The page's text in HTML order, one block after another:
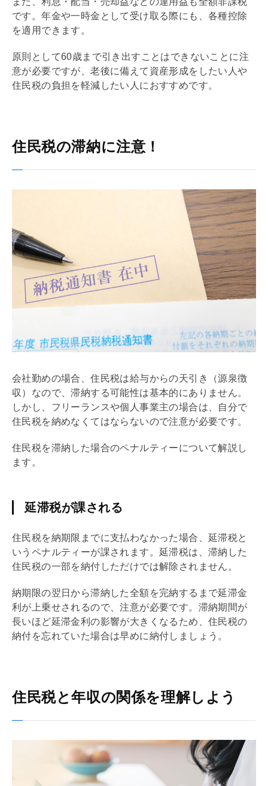
です。年金や一時金として受け取る際にも、各種控除
を適用できます。
原則として60歳まで引き出すことはできないことに注
意が必要ですが、老後に備えて資産形成をしたい人や
住民税の負担を軽減したい人におすすめです。
住民税の滞納に注意！
会社勤めの場合、住民税は給与からの天引き（源泉徴
収）なので、滞納する可能性は基本的にありません。
しかし、フリーランスや個人事業主の場合は、自分で
住民税を納めなくてはならないので注意が必要です。
住民税を滞納した場合のペナルティーについて解説し
ます。
延滞税が課される
住民税を納期限までに支払わなかった場合、延滞税と
いうペナルティーが課されます。延滞税は、滞納した
住民税の一部を納付しただけでは解除されません。
納期限の翌日から滞納した全額を完納するまで延滞金
利が上乗せされるので、注意が必要です。滞納期間が
長いほど延滞金利の影響が大きくなるため、住民税の
納付を忘れていた場合は早めに納付しましょう。
住民税と年収の関係を理解しよう